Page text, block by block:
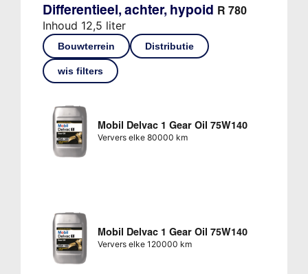
Differentieel, achter, hypoid R 780
Inhoud 12,5 liter
Bouwterrein Distributie
wis filters
Mobil Delvac 1 Gear Oil 75W140
Ververs elke 80000 km
Mobil Delvac 1 Gear Oil 75W140
Ververs elke 120000 km